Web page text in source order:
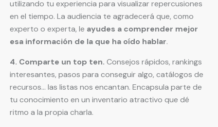
utilizando tu experiencia para visualizar repercusiones
en el tiempo. La audiencia te agradecerá que, como
experto o experta, le ayudes a comprender mejor
esa información de la que ha oído hablar.
4. Comparte un top ten. Consejos rápidos, rankings
interesantes, pasos para conseguir algo, catálogos de
recursos… las listas nos encantan. Encapsula parte de
tu conocimiento en un inventario atractivo que dé
ritmo a la propia charla.